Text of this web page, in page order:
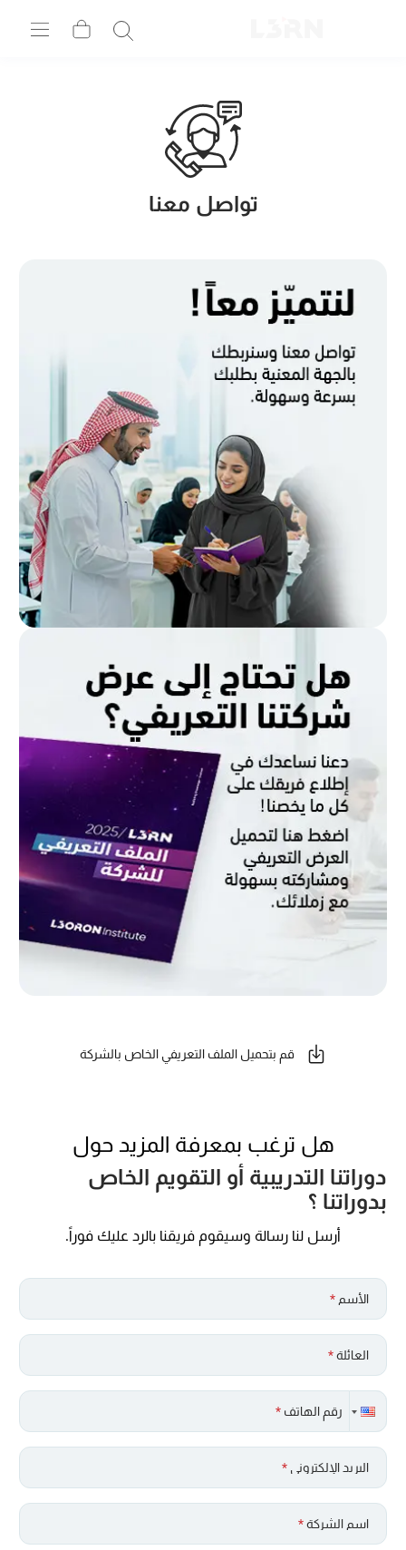
تواصل معنا
قم بتحميل الملف التعريفي الخاص بالشركة
هل ترغب بمعرفة المزيد حول
دوراتنا التدريبية أو التقويم الخاص
بدوراتنا ؟
أرسل لنا رسالة وسيقوم فريقنا بالرد عليك فوراً.
الأسم *
العائلة*
رقم الهاتف *
البريد الإلكتروني *
اسم الشركة*